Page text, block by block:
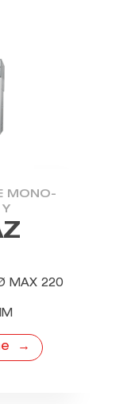
MONO-
MAX 220